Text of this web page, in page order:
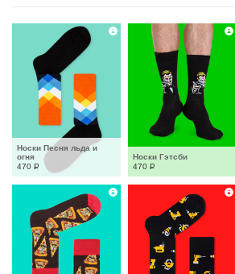
Носки Песня льда и
огня
470 Р
Носки Гэтсби
470 Р